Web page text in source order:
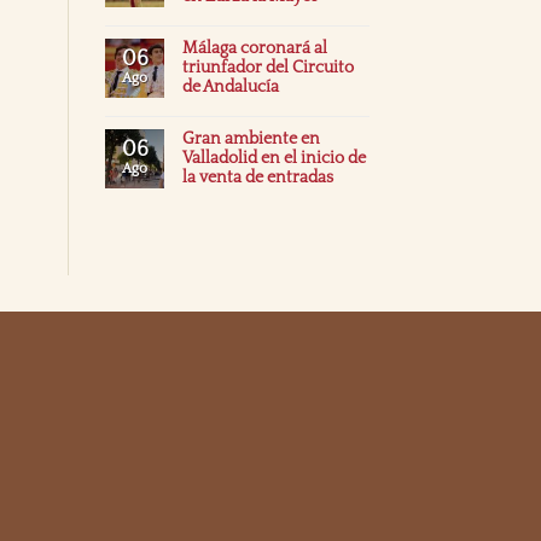
06
Ago
Málaga coronará al
triunfador del Circuito
de Andalucía
06
Ago
Gran ambiente en
Valladolid en el inicio de
la venta de entradas